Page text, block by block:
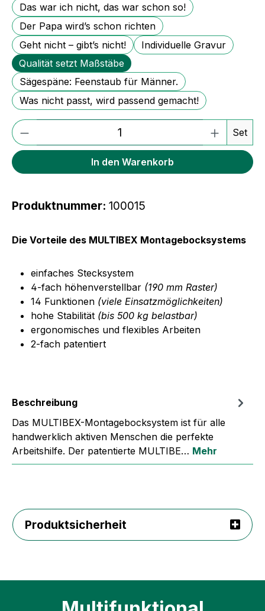
Das war ich nicht, das war schon so!
Der Papa wird’s schon richten
Geht nicht – gibt’s nicht!
Individuelle Gravur
Qualität setzt Maßstäbe
Sägespäne: Feenstaub für Männer.
Was nicht passt, wird passend gemacht!
Produkt Anzahl: Gib den gewünschten
Set
In den Warenkorb
Produktnummer: 100015
Die Vorteile des MULTIBEX Montagebocksystems
einfaches Stecksystem
4-fach höhenverstellbar (190 mm Raster)
14 Funktionen (viele Einsatzmöglichkeiten)
hohe Stabilität (bis 500 kg belastbar)
ergonomisches und flexibles Arbeiten
2-fach patentiert
Beschreibung
Das MULTIBEX-Montagebocksystem ist für alle
handwerklich aktiven Menschen die perfekte
Arbeitshilfe. Der patentierte MULTIBE… Mehr
Produktsicherheit